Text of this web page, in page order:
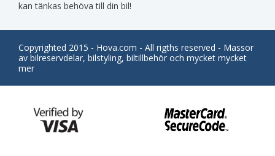
kan tänkas behöva till din bil!
Copyrighted 2015 - Hova.com - All rigths reserved - Massor
av bilreservdelar, bilstyling, biltillbehör och mycket mycket
mer